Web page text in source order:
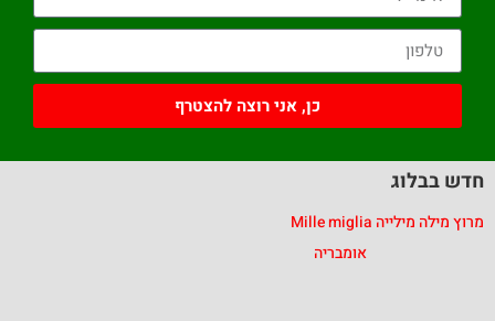
כן, אני רוצה להצטרף
חדש בבלוג
מרוץ מילה מילייה Mille miglia
אומבריה